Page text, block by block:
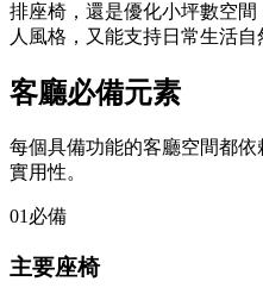
排座椅，還是優化小坪數空
人風格，又能支持日常生活自
客廳必備元素
每個具備功能的客廳空間都
實用性。
01 必備
主要座椅